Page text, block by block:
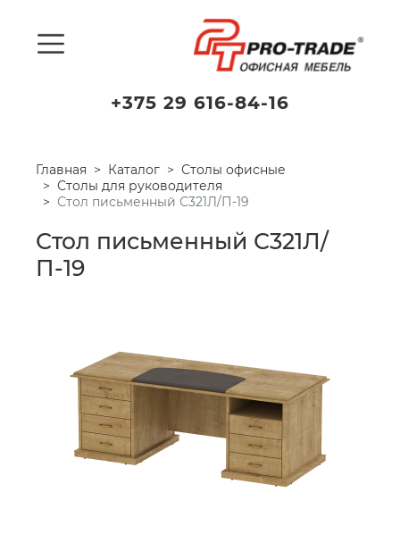
+375 29 616-84-16
Главная Каталог
Столы офисные
Столы для руководителя
Стол письменный С321Л/П-19
Стол письменный С321Л/
П-19